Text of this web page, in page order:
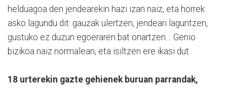
helduagoa den jendearekin hazi izan naiz, eta horrek
asko lagundu dit: gauzak ulertzen, jendeari laguntzen,
gustuko ez duzun egoeraren bat onartzen… Genio
bizikoa naiz normalean, eta isiltzen ere ikasi dut.
18 urterekin gazte gehienek buruan parrandak,